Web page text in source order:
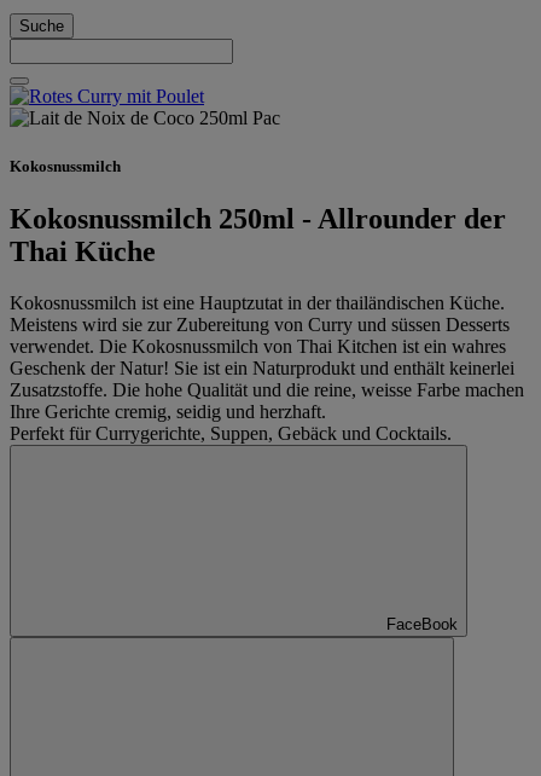
Suche
Kokosnussmilch
Kokosnussmilch 250ml - Allrounder der
Thai Küche
Kokosnussmilch ist eine Hauptzutat in der thailändischen Küche.
Meistens wird sie zur Zubereitung von Curry und süssen Desserts
verwendet. Die Kokosnussmilch von Thai Kitchen ist ein wahres
Geschenk der Natur! Sie ist ein Naturprodukt und enthält keinerlei
Zusatzstoffe. Die hohe Qualität und die reine, weisse Farbe machen
Ihre Gerichte cremig, seidig und herzhaft.
Perfekt für Currygerichte, Suppen, Gebäck und Cocktails.
FaceBook